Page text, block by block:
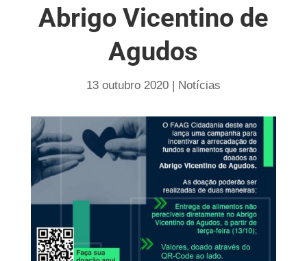
Abrigo Vicentino de
Agudos
13 outubro 2020| Notícias